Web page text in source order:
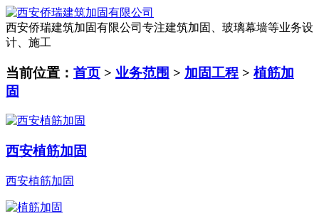
西安侨瑞建筑加固有限公司 专注建筑加固、玻璃幕墙等业务设
计、施工
当前位置： 首页 > 业务范围 > 加固工程 > 植筋加
固
西安植筋加固
西安植筋加固